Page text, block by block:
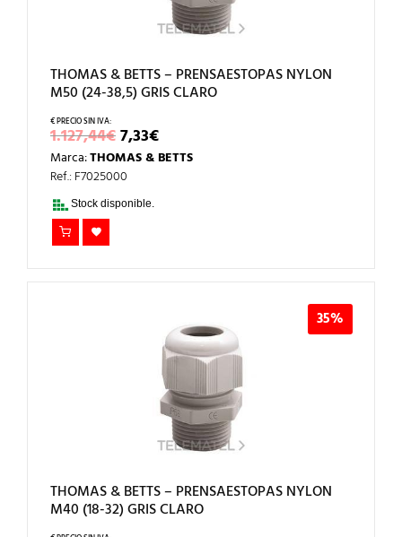
THOMAS & BETTS – PRENSAESTOPAS NYLON
M50 (24-38,5) GRIS CLARO
1.127,44€EL
PRECIO
ORIGINAL
ERA:1.127,44€.
7,33€EL
PRECIO
ACTUAL
Marca:THOMAS & BETTS
Ref.: F7025000
Stock disponible.
35%
THOMAS & BETTS – PRENSAESTOPAS NYLON
M40 (18-32) GRIS CLARO